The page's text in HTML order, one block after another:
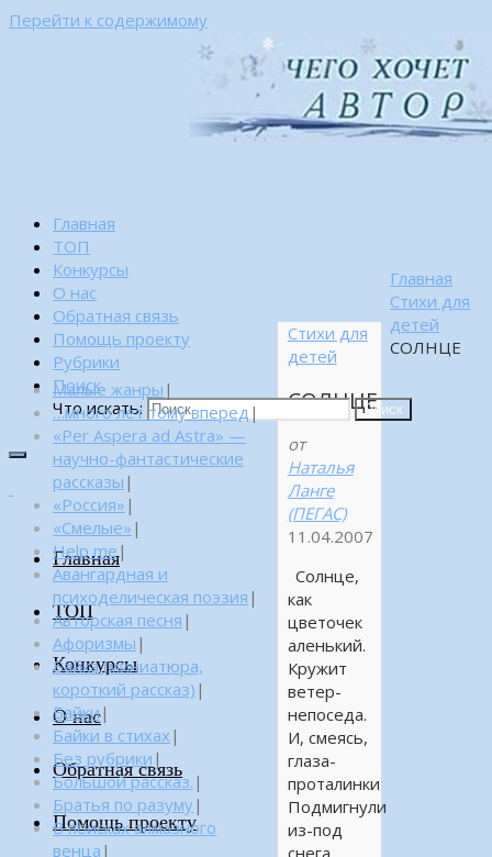
Перейти к содержимому
Главная
ТОП
Конкурсы
О нас
Обратная связь
Помощь проекту
Рубрики
Поиск
Что искать:
Поиск
Главная
ТОП
Конкурсы
О нас
Обратная связь
Помощь проекту
Главная
Стихи для
детей
СОЛНЦЕ
Стихи для
детей
СОЛНЦЕ
от
Наталья
Ланге
(ПЕГАС)
11.04.2007
Солнце,
как
цветочек
аленький.
Кружит
ветер-
непоседа.
И, смеясь,
глаза-
проталинки
Подмигнули
из-под
Малые жанры |
…много лет тому вперед |
«Per Aspera ad Astra» —
научно-фантастические
рассказы |
«Россия» |
«Смелые» |
Help me|
Авангардная и
психоделическая поэзия |
Авторская песня |
Афоризмы |
Байка (миниатюра,
короткий рассказ) |
Байки|
Байки в стихах |
Без рубрики |
Большой рассказ. |
Братья по разуму|
В поисках алмазного
венца |